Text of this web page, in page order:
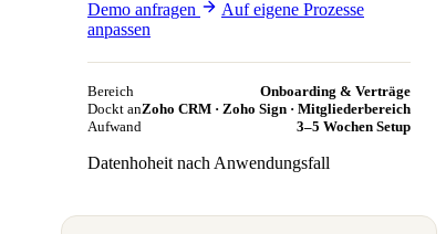
Demo anfragen
Auf eigene Prozesse
anpassen
Bereich
Onboarding & Verträge
Dockt anZoho CRM · Zoho Sign · Mitgliederbereich
Aufwand
3–5 Wochen Setup
Datenhoheit nach Anwendungsfall